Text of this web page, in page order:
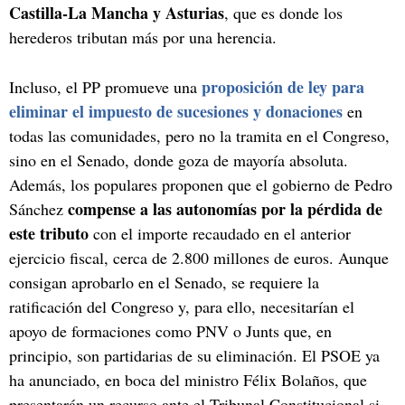
Castilla-La Mancha y Asturias, que es donde los
herederos tributan más por una herencia.
Incluso, el PP promueve una proposición de ley para
eliminar el impuesto de sucesiones y donaciones en
todas las comunidades, pero no la tramita en el Congreso,
sino en el Senado, donde goza de mayoría absoluta.
Además, los populares proponen que el gobierno de Pedro
Sánchez compense a las autonomías por la pérdida de
este tributo con el importe recaudado en el anterior
ejercicio fiscal, cerca de 2.800 millones de euros. Aunque
consigan aprobarlo en el Senado, se requiere la
ratificación del Congreso y, para ello, necesitarían el
apoyo de formaciones como PNV o Junts que, en
principio, son partidarias de su eliminación. El PSOE ya
ha anunciado, en boca del ministro Félix Bolaños, que